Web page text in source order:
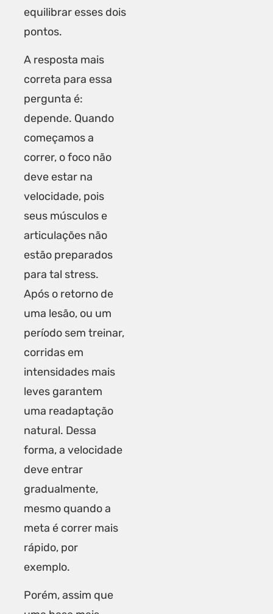
equilibrar esses dois
pontos.
A resposta mais
correta para essa
pergunta é:
depende. Quando
começamos a
correr, o foco não
deve estar na
velocidade, pois
seus músculos e
articulações não
estão preparados
para tal stress.
Após o retorno de
uma lesão, ou um
período sem treinar,
corridas em
intensidades mais
leves garantem
uma readaptação
natural. Dessa
forma, a velocidade
deve entrar
gradualmente,
mesmo quando a
meta é correr mais
rápido, por
exemplo.
Porém, assim que